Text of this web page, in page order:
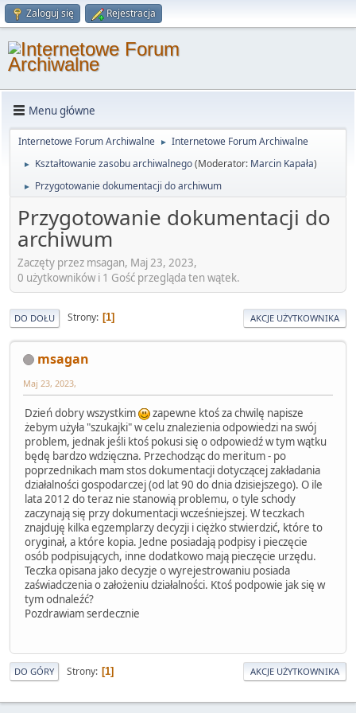
Zaloguj się Rejestracja
Menu główne
Internetowe Forum Archiwalne ► Internetowe Forum Archiwalne
► Kształtowanie zasobu archiwalnego(Moderator: Marcin Kapała)
► Przygotowanie dokumentacji do archiwum
Przygotowanie dokumentacji do
archiwum
Zaczęty przez msagan, Maj 23, 2023,
0 użytkowników i 1 Gość przegląda ten wątek.
DO DOŁU Strony 1 AKCJE UŻYTKOWNIKA
msagan
Maj 23, 2023,
Dzień dobry wszystkim
zapewne ktoś za chwilę napisze
żebym użyła "szukajki" w celu znalezienia odpowiedzi na swój
problem, jednak jeśli ktoś pokusi się o odpowiedź w tym wątku
będę bardzo wdzięczna. Przechodząc do meritum - po
poprzednikach mam stos dokumentacji dotyczącej zakładania
działalności gospodarczej (od lat 90 do dnia dzisiejszego). O ile
lata 2012 do teraz nie stanowią problemu, o tyle schody
zaczynają się przy dokumentacji wcześniejszej. W teczkach
znajduję kilka egzemplarzy decyzji i ciężko stwierdzić, które to
oryginał, a które kopia. Jedne posiadają podpisy i pieczęcie
osób podpisujących, inne dodatkowo mają pieczęcie urzędu.
Teczka opisana jako decyzje o wyrejestrowaniu posiada
zaświadczenia o założeniu działalności. Ktoś podpowie jak się w
tym odnaleźć?
Pozdrawiam serdecznie
DO GÓRY Strony 1 AKCJE UŻYTKOWNIKA